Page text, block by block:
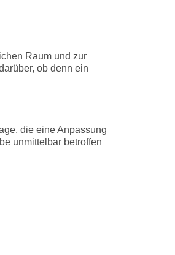
Raum und zur
ob denn ein
die eine Anpassung
unmittelbar betroffen